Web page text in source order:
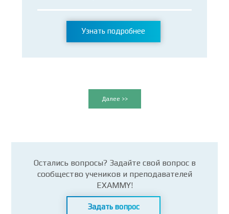
Узнать подробнее
Далее >>
Остались вопросы? Задайте свой вопрос в
сообщество учеников и преподавателей
EXAMMY!
Задать вопрос